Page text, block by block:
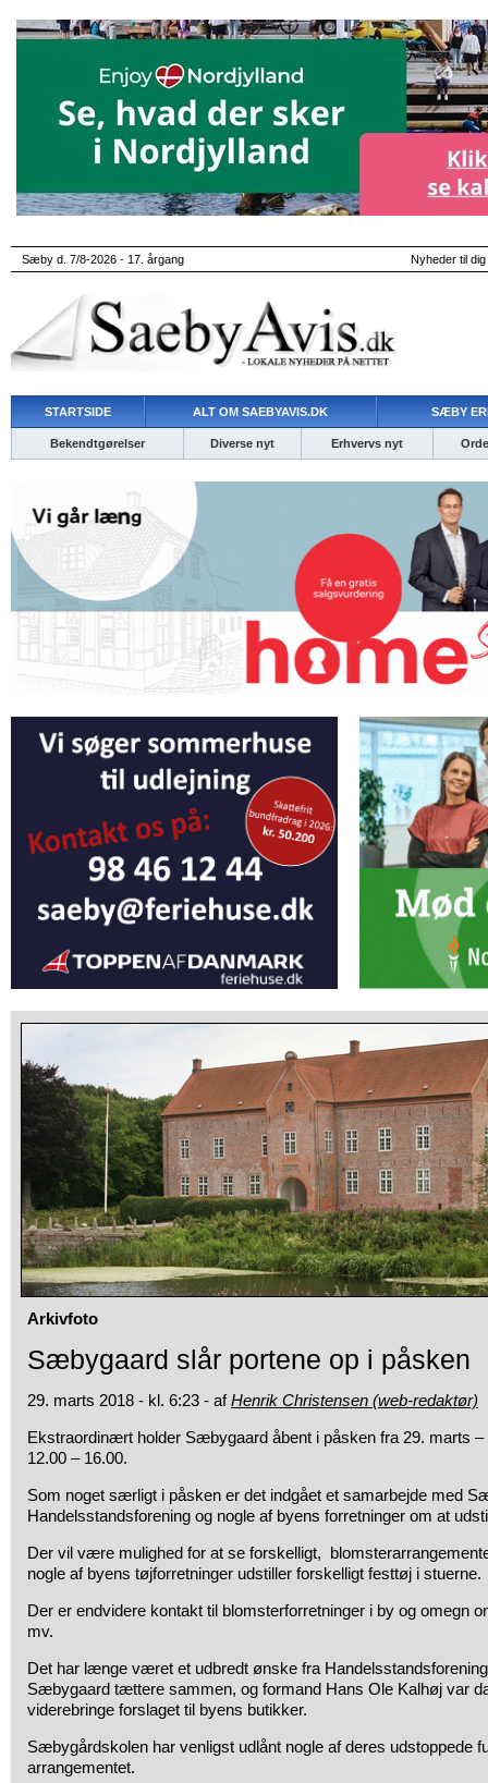
Sæby d. 7/8-2026 - 17. årgang Nyheder til
STARTSIDE ALT OM SAEBYAVIS.DK SÆBY
Bekendtgørelser Diverse nyt Erhvervs nyt
Arkivfoto
Sæbygaard slår portene op i påsken
29. marts 2018 - kl. 6:23 - afHenrik Christensen (web-redaktør)
Ekstraordinært holder Sæbygaard åbent i påsken fra 29. marts –
12.00 – 16.00.
Som noget særligt i påsken er det indgået et samarbejde med
Handelsstandsforening og nogle af byens forretninger om at
Der vil være mulighed for at se forskelligt,
nogle af byens tøjforretninger udstiller forskelligt festtøj i stuerne.
Der er endvidere kontakt til blomsterforretninger i by og omegn
mv.
Det har længe været et udbredt ønske fra
Sæbygaard tættere sammen, og formand Hans Ole Kalhøj var
viderebringe forslaget til byens butikker.
Sæbygårdskolen har venligst udlånt nogle af deres udstoppede
arrangementet.